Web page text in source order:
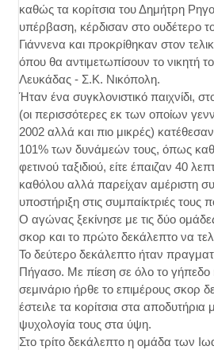
καθώς τα κορίτσια του Δημήτρη
υπέρβαση, κέρδισαν στο ουδέτερο
Γιάννενα και προκρίθηκαν στον
όπου θα αντιμετωπίσουν το νικητή
Λευκάδας - Σ.Κ. Νικόπολη.
Ήταν ένα συγκλονιστικό παιχνίδι,
(οι περισσότερες εκ των οποίων
2002 αλλά και πιο μικρές)
101% των δυνάμεών τους, όπως καθ'
φετινού ταξιδιού, είτε έπαιζαν 40
καθόλου αλλά παρείχαν αμέριστη
υποστήριξη στις συμπαίκτριές τους
Ο αγώνας ξεκίνησε με τις δύο
σκορ και το πρώτο δεκάλεπτο να
Το δεύτερο δεκάλεπτο ήταν
Πήγασο. Με πίεση σε όλο το γήπεδο
σεμινάριο ήρθε το επιμέρους σκορ
έστειλε τα κορίτσια στα αποδυτήρια
ψυχολογία τους στα ύψη.
Στο τρίτο δεκάλεπτο η ομάδα των